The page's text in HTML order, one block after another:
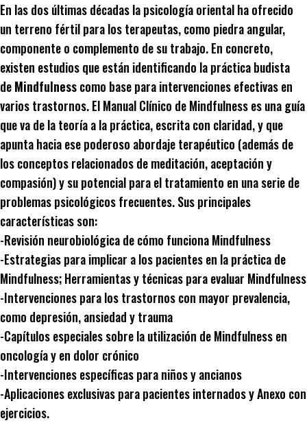
En las dos últimas décadas la psicología oriental ha ofrecido
un terreno fértil para los terapeutas, como piedra angular,
componente o complemento de su trabajo. En concreto,
existen estudios que están identificando la práctica budista
deMindfulnesscomo base para intervenciones efectivas en
varios trastornos. El Manual Clínico de Mindfulness es una guía
que va de la teoría a la práctica, escrita con claridad, y que
apunta hacia ese poderoso abordaje terapéutico (además de
los conceptos relacionados de meditación, aceptación y
compasión) y su potencial para el tratamiento en una serie de
problemas psicológicos frecuentes. Sus principales
características son:
-Revisión neurobiológica de cómo funciona Mindfulness
-Estrategias para implicar a los pacientes en la práctica de
Mindfulness; Herramientas y técnicas para evaluar Mindfulness
-Intervenciones para los trastornos con mayor prevalencia,
como depresión, ansiedad y trauma
-Capítulos especiales sobre la utilización de Mindfulness en
oncología y en dolor crónico
-Intervenciones específicas para niños y ancianos
-Aplicaciones exclusivas para pacientes internados y Anexo con
ejercicios.